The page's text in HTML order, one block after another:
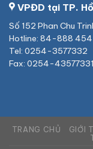
VPĐD tại TP.
Số 152 Phan Chu
Hotline: 84-888
Tel: 0254-3577332
Fax: 0254-43577331
TRANG CHỦ GIỚI